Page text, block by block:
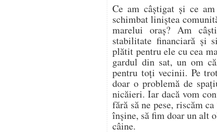
Ce am câștigat și ce
schimbat liniștea
marelui oraș? Am
stabilitate financiară și
plătit pentru ele cu cea
gardul din sat, un om
pentru toți vecinii. Pe
doar o problemă de
nicăieri. Iar dacă vom
fără să ne pese, riscăm
înșine, să fim doar un alt
câine.